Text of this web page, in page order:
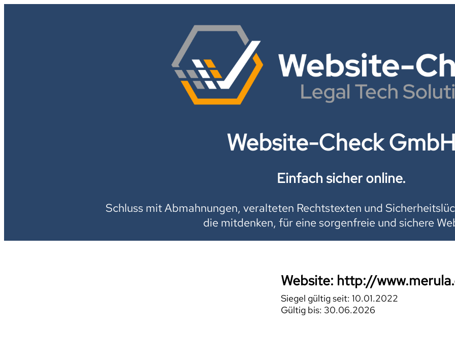
Website-Check
Einfach sicher online.
Schluss mit Abmahnungen, veralteten Rechtstexten und
die mitdenken, für eine sorgenfreie und sichere
Website: http://
Siegel gültig seit: 10.01.2022
Gültig bis: 30.06.2026